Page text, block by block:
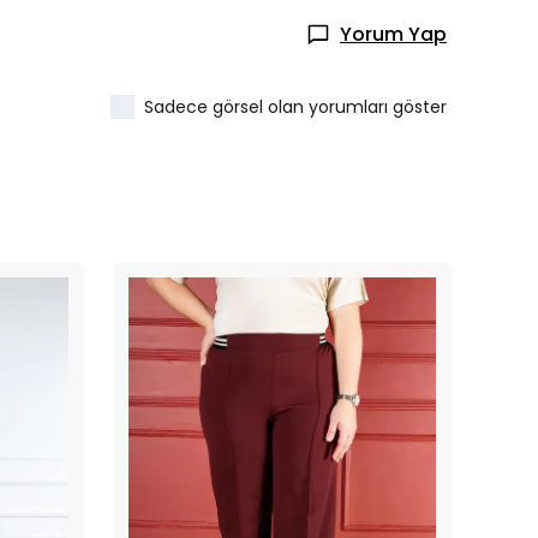
Yorum Yap
Sadece görsel olan yorumları göster